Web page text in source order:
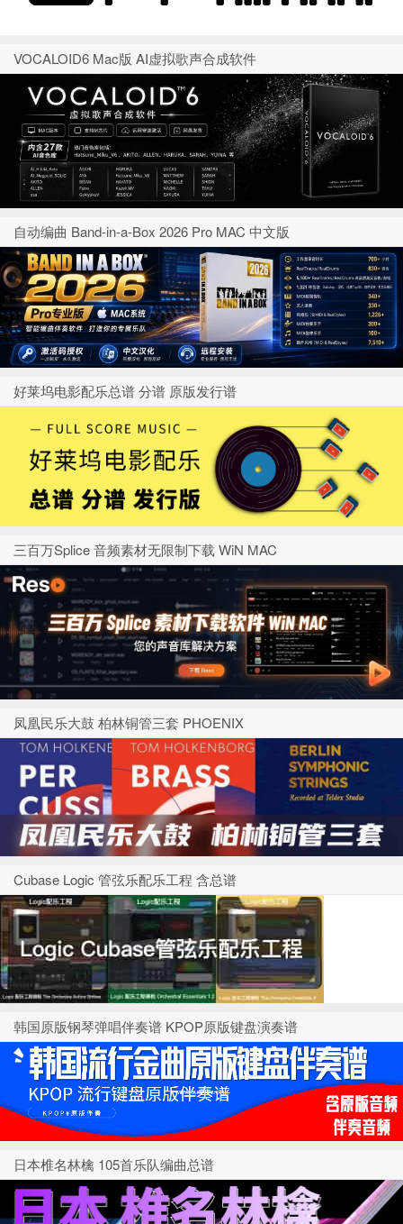
VOCALOID6 Mac版 AI虚拟歌声合成软件
自动编曲 Band-in-a-Box 2026 Pro MAC 中文版
好莱坞电影配乐总谱 分谱 原版发行谱
三百万Splice 音频素材无限制下载 WiN MAC
凤凰民乐大鼓 柏林铜管三套 PHOENIX
Cubase Logic 管弦乐配乐工程 含总谱
韩国原版钢琴弹唱伴奏谱 KPOP原版键盘演奏谱
日本椎名林檎 105首乐队编曲总谱